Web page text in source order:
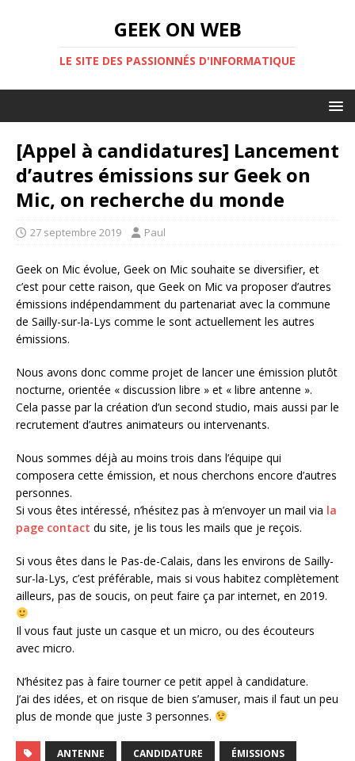
GEEK ON WEB
LE SITE DES PASSIONNÉS D'INFORMATIQUE
[Appel à candidatures] Lancement
d’autres émissions sur Geek on
Mic, on recherche du monde
27 septembre 2019 Paul
Geek on Mic évolue, Geek on Mic souhaite se diversifier, et
c’est pour cette raison, que Geek on Mic va proposer d’autres
émissions indépendamment du partenariat avec la commune
de Sailly-sur-la-Lys comme le sont actuellement les autres
émissions.
Nous avons donc comme projet de lancer une émission plutôt
nocturne, orientée « discussion libre » et « libre antenne ».
Cela passe par la création d’un second studio, mais aussi par le
recrutement d’autres animateurs ou intervenants.
Nous sommes déjà au moins trois dans l’équipe qui
composera cette émission, et nous cherchons encore d’autres
personnes.
Si vous êtes intéressé, n’hésitez pas à m’envoyer un mail via la
page contact du site, je lis tous les mails que je reçois.
Si vous êtes dans le Pas-de-Calais, dans les environs de Sailly-
sur-la-Lys, c’est préférable, mais si vous habitez complètement
ailleurs, pas de soucis, on peut faire ça par internet, en 2019.
Il vous faut juste un casque et un micro, ou des écouteurs
avec micro.
N’hésitez pas à faire tourner ce petit appel à candidature.
J’ai des idées, et on risque de bien s’amuser, mais il faut un peu
plus de monde que juste 3 personnes.
ANTENNE CANDIDATURE ÉMISSIONS